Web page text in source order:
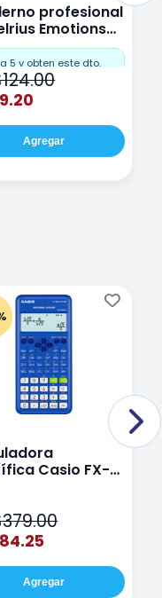
profesional
Emotions
hojas Lima
5 y obten este dto.
Agregar
Casio FX-
Agregar